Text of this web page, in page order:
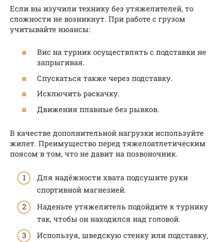
Если вы изучили технику без утяжелителей, то
сложности не возникнут. При работе с грузом
учитывайте нюансы:
Вис на турник осуществлять с подставки не
запрыгивая.
Спускаться также через подставку.
Исключить раскачку.
Движения плавные без рывков.
В качестве дополнительной нагрузки используйте
жилет. Преимущество перед тяжелоатлетическим
поясом в том, что не давит на позвоночник.
Для надёжности хвата подсушите руки
спортивной магнезией.
Наденьте утяжелитель подойдите к турнику
так, чтобы он находился над головой.
Используя, шведскую стенку или подставку,